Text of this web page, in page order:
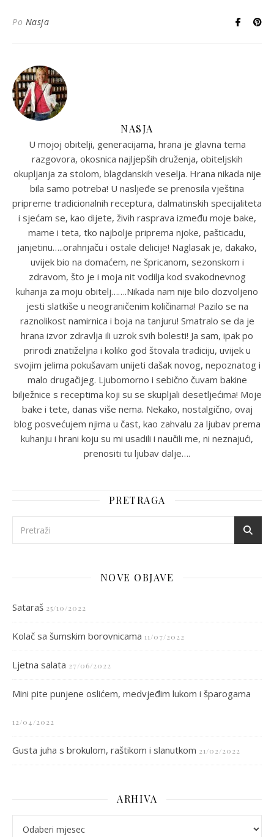
Po Nasja
NASJA
U mojoj obitelji, generacijama, hrana je glavna tema
razgovora, okosnica najljepših druženja, obiteljskih
okupljanja za stolom, blagdanskih veselja. Hrana nikada nije
bila samo potreba! U nasljeđe se prenosila vještina
pripreme tradicionalnih receptura, dalmatinskih specijaliteta
i sjećam se, kao dijete, živih rasprava između moje bake,
mame i teta, tko najbolje priprema njoke, pašticadu,
janjetinu…..orahnjaču i ostale delicije! Naglasak je, dakako,
uvijek bio na domaćem, ne špricanom, sezonskom i
zdravom, što je i moja nit vodilja kod svakodnevnog
kuhanja za moju obitelj…….Nikada nam nije bilo dozvoljeno
jesti slatkiše u neograničenim količinama! Pazilo se na
raznolikost namirnica i boja na tanjuru! Smatralo se da je
hrana izvor zdravlja ili uzrok svih bolesti! Ja sam, ipak po
prirodi znatiželjna i koliko god štovala tradiciju, uvijek u
svojim jelima pokušavam unijeti dašak novog, nepoznatog i
malo drugačijeg. Ljubomorno i sebično čuvam bakine
bilježnice s receptima koji su se skupljali desetljećima! Moje
bake i tete, danas više nema. Nekako, nostalgično, ovaj
blog posvećujem njima u čast, kao zahvalu za ljubav prema
kuhanju i hrani koju su mi usadili i naučili me, ni neznajući,
prenositi tu ljubav dalje….
PRETRAGA
NOVE OBJAVE
Sataraš 25/10/2022
Kolač sa šumskim borovnicama 11/07/2022
Ljetna salata 27/06/2022
Mini pite punjene oslićem, medvjeđim lukom i šparogama
12/04/2022
Gusta juha s brokulom, raštikom i slanutkom 21/02/2022
ARHIVA